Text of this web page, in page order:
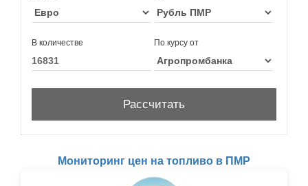
В количестве По курсу от
Мониторинг цен на топливо в ПМР